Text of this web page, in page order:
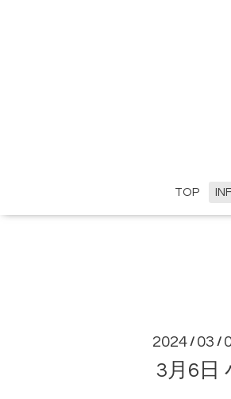
TOP
2024 / 03 /
3月6日